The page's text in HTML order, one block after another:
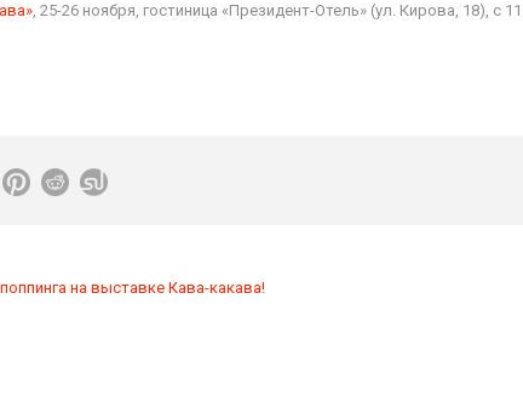
, 25-26 ноября, гостиница «Президент-Отель» (ул. Кирова, 18), с
на выставке Кава-какава!